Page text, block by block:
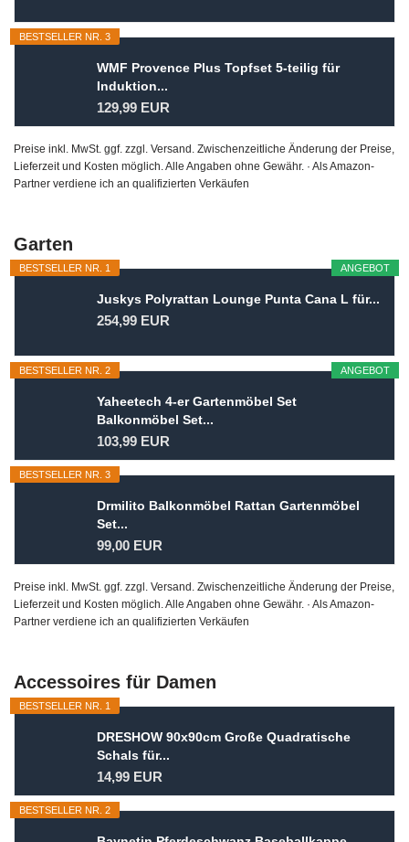
BESTSELLER NR. 3
WMF Provence Plus Topfset 5-teilig für
Induktion...
129,99 EUR
Preise inkl. MwSt. ggf. zzgl. Versand. Zwischenzeitliche Änderung der Preise,
Lieferzeit und Kosten möglich. Alle Angaben ohne Gewähr. · Als Amazon-
Partner verdiene ich an qualifizierten Verkäufen
Garten
ANGEBOT
BESTSELLER NR. 1
Juskys Polyrattan Lounge Punta Cana L für...
254,99 EUR
ANGEBOT
BESTSELLER NR. 2
Yaheetech 4-er Gartenmöbel Set
Balkonmöbel Set...
103,99 EUR
BESTSELLER NR. 3
Drmilito Balkonmöbel Rattan Gartenmöbel
Set...
99,00 EUR
Preise inkl. MwSt. ggf. zzgl. Versand. Zwischenzeitliche Änderung der Preise,
Lieferzeit und Kosten möglich. Alle Angaben ohne Gewähr. · Als Amazon-
Partner verdiene ich an qualifizierten Verkäufen
Accessoires für Damen
BESTSELLER NR. 1
DRESHOW 90x90cm Große Quadratische
Schals für...
14,99 EUR
BESTSELLER NR. 2